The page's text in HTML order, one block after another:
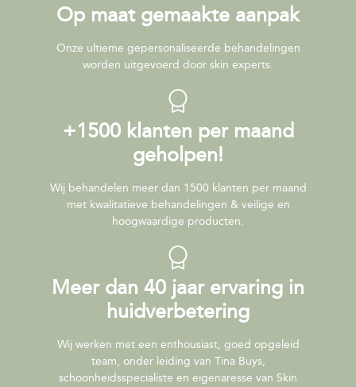
Op maat gemaakte aanpak
Onze ultieme gepersonaliseerde behandelingen
worden uitgevoerd door skin experts.
+1500 klanten per maand
geholpen!
Wij behandelen meer dan 1500 klanten per maand
met kwalitatieve behandelingen & veilige en
hoogwaardige producten.
Meer dan 40 jaar ervaring in
huidverbetering
Wij werken met een enthousiast, goed opgeleid
team, onder leiding van Tina Buys,
schoonheidsspecialiste en eigenaresse van Skin